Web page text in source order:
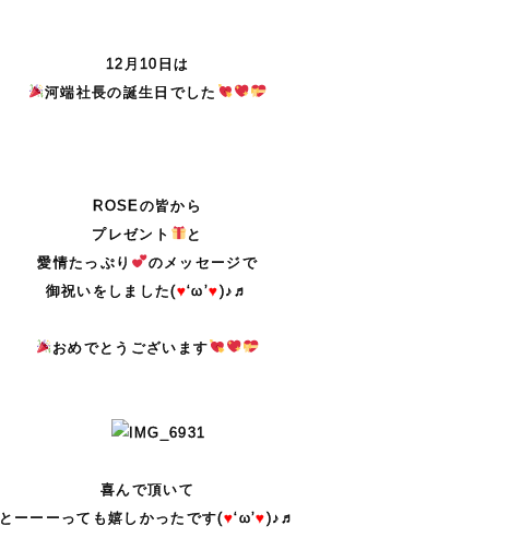
12月10日は
河端社長の誕生日でした
ROSEの皆から
プレゼント
と
愛情たっぷり
のメッセージで
御祝いをしました(♥‘ω’♥)♪♬
おめでとうございます
喜んで頂いて
とーーーっても嬉しかったです(♥‘ω’♥)♪♬